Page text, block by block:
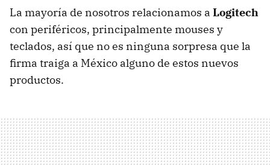
La mayoría de nosotros relacionamos a Logitech
con periféricos, principalmente mouses y
teclados, así que no es ninguna sorpresa que la
firma traiga a México alguno de estos nuevos
productos.